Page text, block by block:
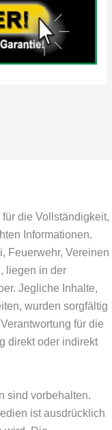
die Vollständigkeit,
Informationen.
Feuerwehr, Vereinen
liegen in der
Jegliche Inhalte,
wurden sorgfältig
für die
direkt oder indirekt
sind vorbehalten.
ist ausdrücklich